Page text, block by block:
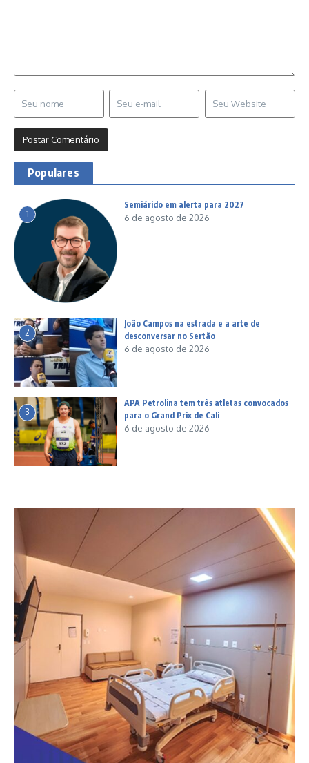
Populares
1
Semiárido em alerta para 2027
6 de agosto de 2026
2
João Campos na estrada e a arte de
desconversar no Sertão
6 de agosto de 2026
3
APA Petrolina tem três atletas convocados
para o Grand Prix de Cali
6 de agosto de 2026